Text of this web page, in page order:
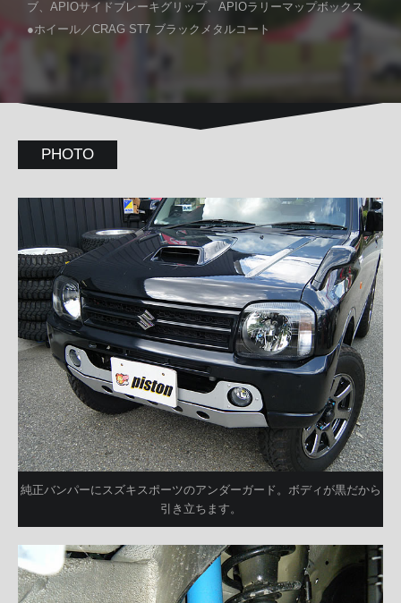
ブ、APIOサイドブレーキグリップ、APIOラリーマップボックス
●ホイール／CRAG ST7 ブラックメタルコート
PHOTO
純正バンパーにスズキスポーツのアンダーガード。ボディが黒だから
引き立ちます。